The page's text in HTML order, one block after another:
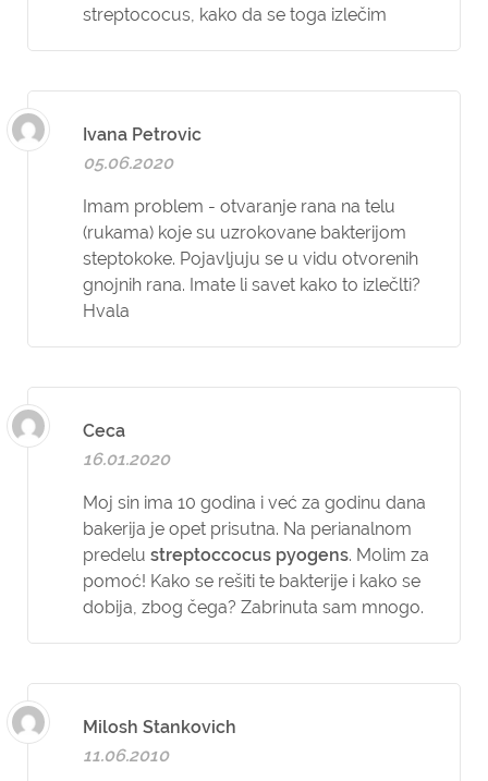
streptococus, kako da se toga izlečim
Ivana Petrovic
05.06.2020
Imam problem - otvaranje rana na telu
(rukama) koje su uzrokovane bakterijom
steptokoke. Pojavljuju se u vidu otvorenih
gnojnih rana. Imate li savet kako to izlečlti?
Hvala
Ceca
16.01.2020
Moj sin ima 10 godina i već za godinu dana
bakerija je opet prisutna. Na perianalnom
predelu streptoccocus pyogens. Molim za
pomoć! Kako se rešiti te bakterije i kako se
dobija, zbog čega? Zabrinuta sam mnogo.
Milosh Stankovich
11.06.2010